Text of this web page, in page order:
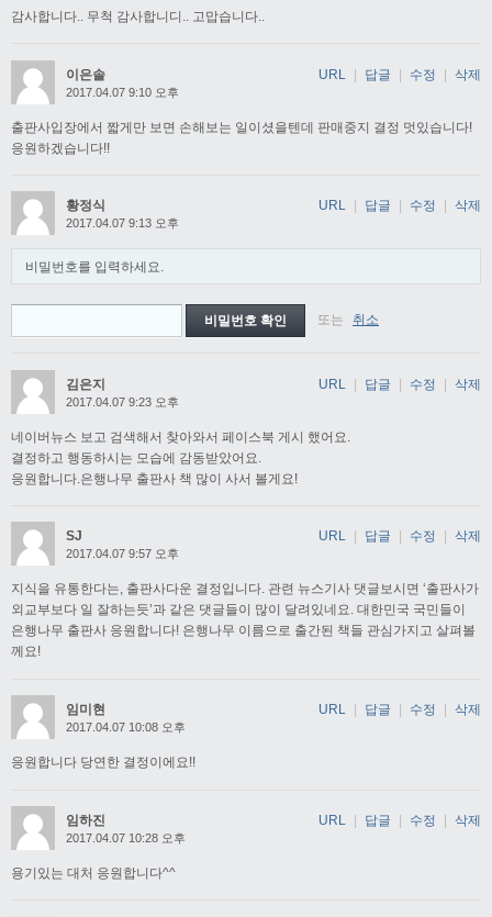
감사합니다.. 무척 감사합니디.. 고맙습니다..
이은솔
2017.04.07 9:10 오후
출판사입장에서 짧게만 보면 손해보는 일이셨을텐데 판매중지 결정 멋있습니다!
응원하겠습니다!!
URL | 답글 | 수정 | 삭제
황정식
2017.04.07 9:13 오후
비밀번호를 입력하세요.
또는 취소
URL 답글 수정 삭제
김은지
2017.04.07 9:23 오후
네이버뉴스 보고 검색해서 찾아와서 페이스북 게시 했어요.
결정하고 행동하시는 모습에 감동받았어요.
응원합니다.은행나무 출판사 책 많이 사서 볼게요!
URL | 답글 | 수정 | 삭제
SJ
2017.04.07 9:57 오후
지식을 유통한다는, 출판사다운 결정입니다. 관련 뉴스기사 댓글보시면 ‘출판사가
외교부보다 일 잘하는듯’과 같은 댓글들이 많이 달려있네요. 대한민국 국민들이
은행나무 출판사 응원합니다! 은행나무 이름으로 출간된 책들 관심가지고 살펴볼
께요!
URL 답글 수정 삭제
임미현
2017.04.07 10:08 오후
응원합니다 당연한 결정이에요!!
URL 답글 수정 삭제
임하진
2017.04.07 10:28 오후
용기있는 대처 응원합니다^^
URL 답글 수정 삭제